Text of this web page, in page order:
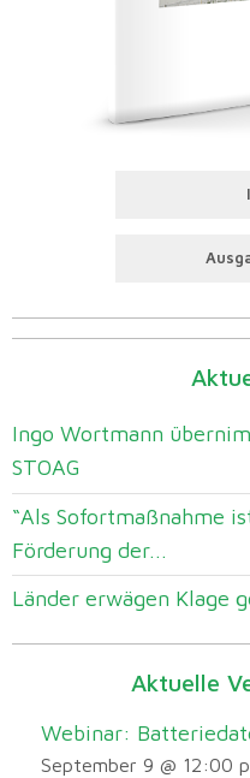
Ingo Wortmann
STOAG
“Als Sofortmaßnahme
Förderung der...
Länder erwägen Klage
Aktuelle
Webinar:
September 9 @ 12:00